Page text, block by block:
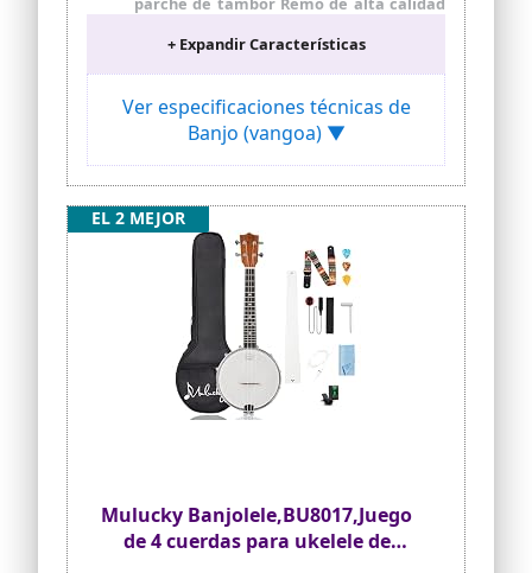
un tono dulce. También puede golpear
[ALTURA DE CUERDA AJUSTABLE] Equipa
un tensor que puede ajustar la altura de
la cuerda, para que se sienta cómodo y
toque con fluidez
[MATERIAL DURADERO] El mástil, los
lados y la parte posterior de caoba
tienen una hermosa veta de madera,
dura y no propensa a deformarse o
corroerse, lo que hace que el banjo sea
duradero
[TACTO SUAVE Y DECENTE] Tiene una
pintura fina y brillante, brillante y suave,
que le brinda una experiencia de juego
cómoda
accesorios que son adecuados para
principiantes de una sola vez a un precio
rentable
+ Expandir Características
Ver especificaciones técnicas de
Banjo (vangoa) ▼
Mulucky Banjolele,BU8017,Juego
de 4 cuerdas para ukelele de
EL 2 MEJOR